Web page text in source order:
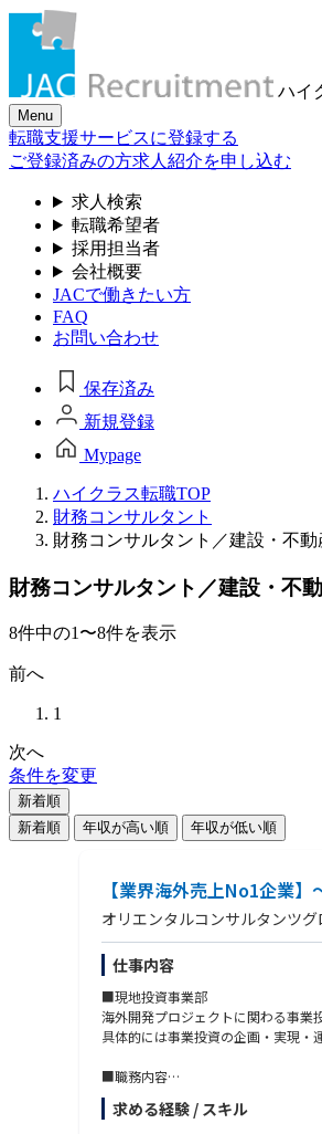
ハイ
Menu
転職支援サービスに登録する
ご登録済みの方求人紹介を申し込む
求人検索
転職希望者
採用担当者
会社概要
JACで働きたい方
FAQ
お問い合わせ
保存済み
新規登録
Mypage
ハイクラス転職TOP
財務コンサルタント
財務コンサルタント／建設・不
財務コンサルタント／建設・不
8件中の1〜8件を表示
前へ
1
次へ
条件を変更
新着順
新着順
年収が高い順 年収が低い順
【業界海外売上No1企業
オリエンタルコンサルタンツ
仕事内容
■現地投資事業部
海外開発プロジェクトに関わる事業
具体的には事業投資の企画・実現・
■職務内容
投資事業の拡大に伴い、投資案件の
求める経験 / スキル